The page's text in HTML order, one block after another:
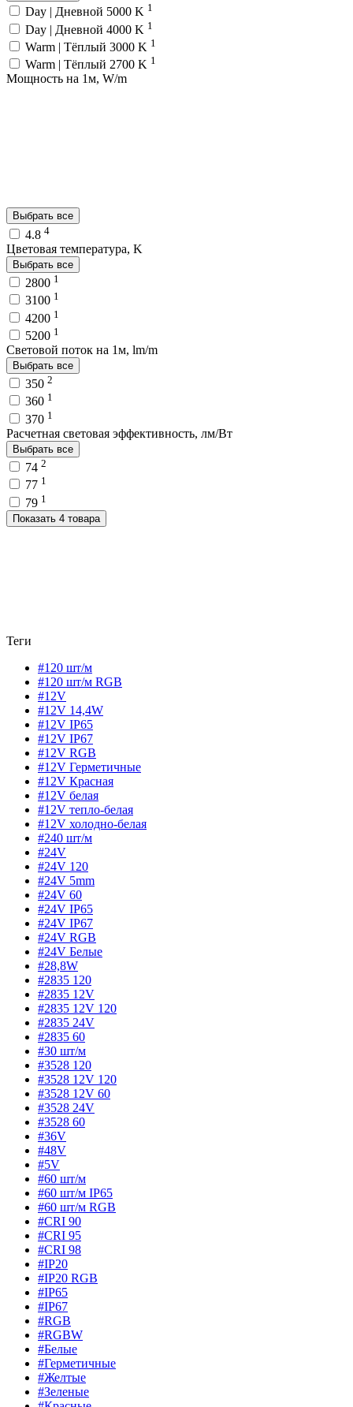
Day | Дневной 5000 K 1
Day | Дневной 4000 K 1
Warm | Тёплый 3000 K 1
Warm | Тёплый 2700 K 1
Мощность на 1м, W/m
Выбрать все
4.8 4
Цветовая температура, K
Выбрать все
2800 1
3100 1
4200 1
5200 1
Световой поток на 1м, lm/m
Выбрать все
350 2
360 1
370 1
Расчетная световая эффективность, лм/Вт
Выбрать все
74 2
77 1
79 1
Показать 4 товара
Теги
#120 шт/м
#120 шт/м RGB
#12V
#12V 14,4W
#12V IP65
#12V IP67
#12V RGB
#12V Герметичные
#12V Красная
#12V белая
#12V тепло-белая
#12V холодно-белая
#240 шт/м
#24V
#24V 120
#24V 5mm
#24V 60
#24V IP65
#24V IP67
#24V RGB
#24V Белые
#28,8W
#2835 120
#2835 12V
#2835 12V 120
#2835 24V
#2835 60
#30 шт/м
#3528 120
#3528 12V 120
#3528 12V 60
#3528 24V
#3528 60
#36V
#48V
#5V
#60 шт/м
#60 шт/м IP65
#60 шт/м RGB
#CRI 90
#CRI 95
#CRI 98
#IP20
#IP20 RGB
#IP65
#IP67
#RGB
#RGBW
#Белые
#Герметичные
#Желтые
#Зеленые